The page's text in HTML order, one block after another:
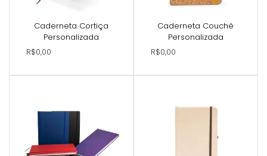
Caderneta Cortiça
Personalizada
R$0,00
Caderneta Couchê
Personalizada
R$0,00